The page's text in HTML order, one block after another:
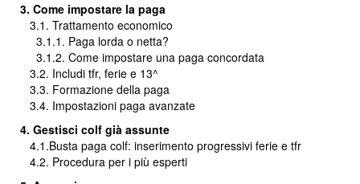
3. Come impostare la paga
3.1. Trattamento economico
3.1.1. Paga lorda o netta?
3.1.2. Come impostare una paga concordata
3.2. Includi tfr, ferie e 13^
3.3. Formazione della paga
3.4. Impostazioni paga avanzate
4. Gestisci colf già assunte
4.1.Busta paga colf: inserimento progressivi ferie e tfr
4.2. Procedura per i più esperti